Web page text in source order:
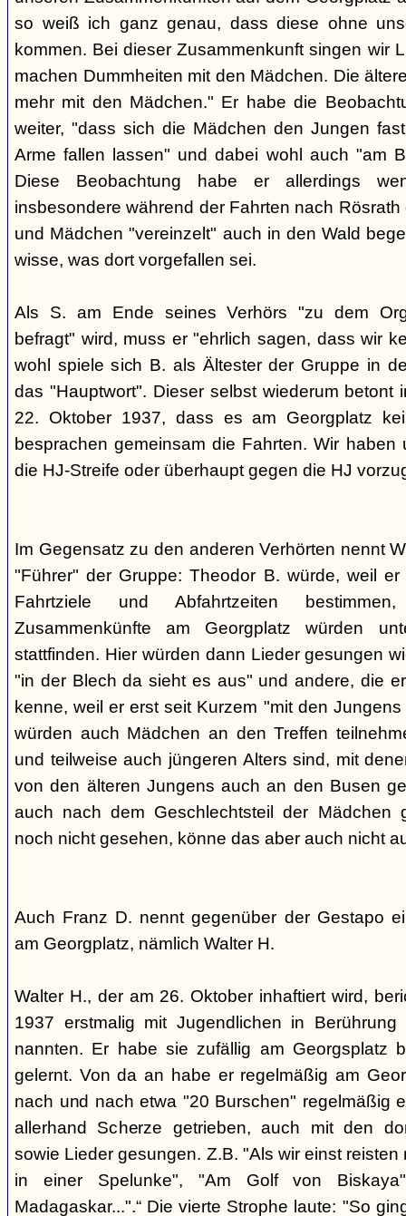
so weiß ich ganz genau, dass diese ohne
kommen. Bei dieser Zusammenkunft singen wir
machen Dummheiten mit den Mädchen. Die
mehr mit den Mädchen." Er habe die
weiter, "dass sich die Mädchen den Jungen
Arme fallen lassen" und dabei wohl auch "am
Diese Beobachtung habe er allerdings
insbesondere während der Fahrten nach
und Mädchen "vereinzelt" auch in den Wald
wisse, was dort vorgefallen sei.
Als S. am Ende seines Verhörs "zu dem
befragt" wird, muss er "ehrlich sagen, dass wir
wohl spiele sich B. als Ältester der Gruppe in
das "Hauptwort". Dieser selbst wiederum betont
22. Oktober 1937, dass es am Georgplatz
besprachen gemeinsam die Fahrten. Wir
die HJ-Streife oder überhaupt gegen die HJ
Im Gegensatz zu den anderen Verhörten nennt
"Führer" der Gruppe: Theodor B. würde, weil
Fahrtziele und Abfahrtzeiten
Zusammenkünfte am Georgplatz würden
stattfinden. Hier würden dann Lieder gesungen
"in der Blech da sieht es aus" und andere, die
kenne, weil er erst seit Kurzem "mit den
würden auch Mädchen an den Treffen
und teilweise auch jüngeren Alters sind, mit
von den älteren Jungens auch an den Busen
auch nach dem Geschlechtsteil der Mädchen
noch nicht gesehen, könne das aber auch nicht
Auch Franz D. nennt gegenüber der Gestapo
am Georgplatz, nämlich Walter H.
Walter H., der am 26. Oktober inhaftiert wird,
1937 erstmalig mit Jugendlichen in
nannten. Er habe sie zufällig am Georgsplatz
gelernt. Von da an habe er regelmäßig am
nach und nach etwa "20 Burschen" regelmäßig
allerhand Scherze getrieben, auch mit den
sowie Lieder gesungen. Z.B. "Als wir einst
in einer Spelunke", "Am Golf von
Madagaskar...".“ Die vierte Strophe laute: "So